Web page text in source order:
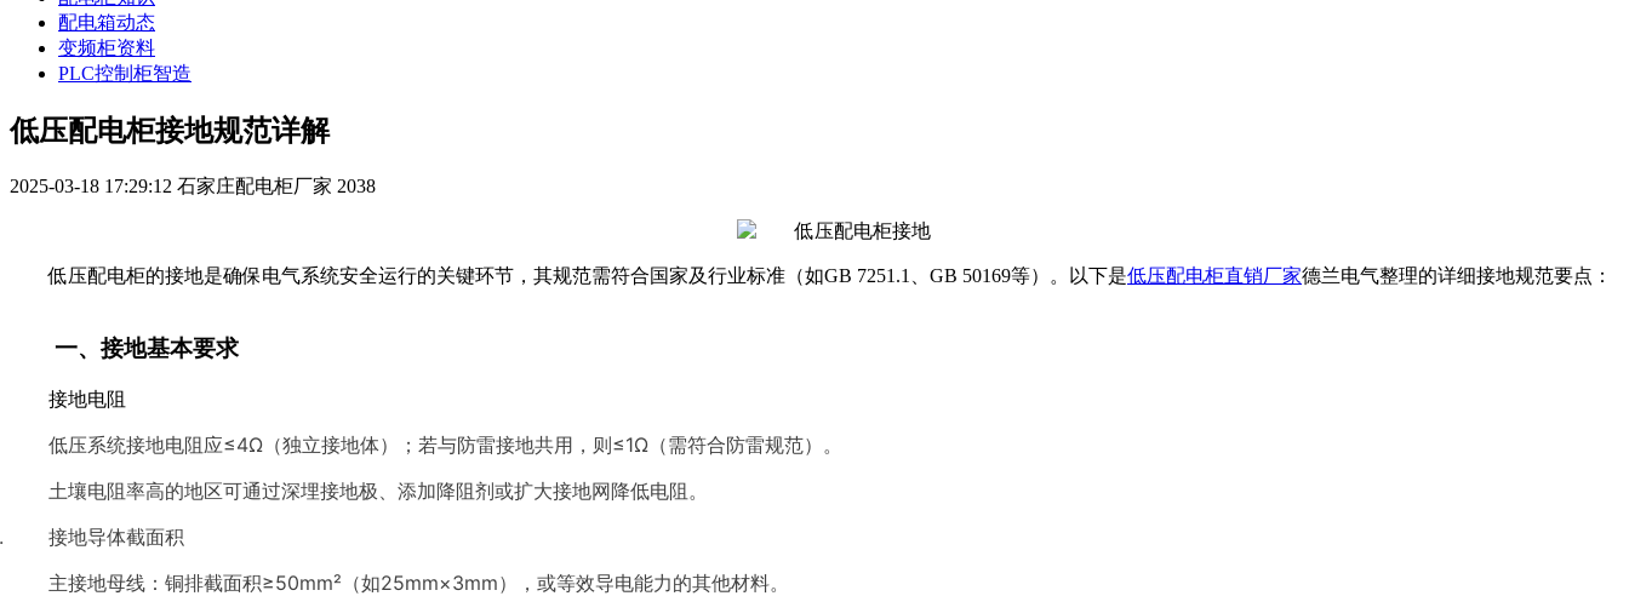
配电箱动态
变频柜资料
PLC控制柜智造
低压配电柜接地规范详解
2025-03-18 17:29:12 石家庄配电柜厂家 2038
低压配电柜的接地是确保电气系统安全运行的关键环节，其规范需符合国家及行业标准（如GB 7251.1、GB 50169等）。以下是低压配电柜直销厂家德兰电气整理的详细接地规范要点：
一、接地基本要求
接地电阻
低压系统接地电阻应≤4Ω（独立接地体）；若与防雷接地共用，则≤1Ω（需符合防雷规范）。
土壤电阻率高的地区可通过深埋接地极、添加降阻剂或扩大接地网降低电阻。
接地导体截面积
主接地母线：铜排截面积≥50mm²（如25mm×3mm），或等效导电能力的其他材料。